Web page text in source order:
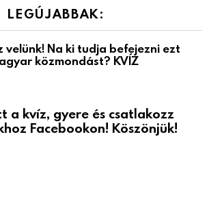
LEGÚJABBAK:
velünk! Na ki tudja befejezni ezt
közmondást? KVÍZ
a kvíz, gyere és csatlakozz
Facebookon! Köszönjük!